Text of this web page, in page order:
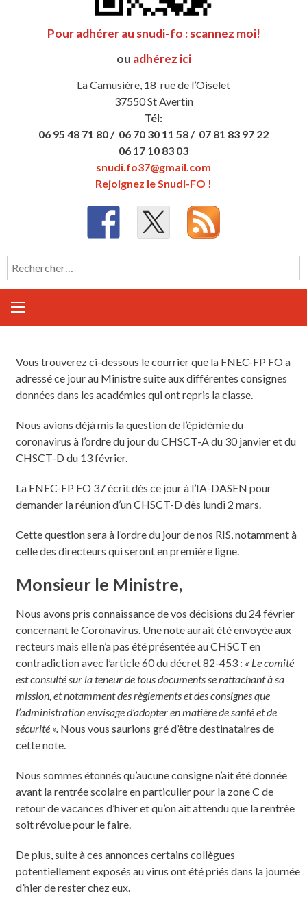
Pour adhérer au snudi-fo : scannez moi!
ou adhérez ici
La Camusière, 18 rue de l’Oiselet
37550 St Avertin
Tél:
06 95 48 71 80 / 06 70 30 11 58 / 07 81 83 97 22
06 17 10 83 03
snudi.fo37@gmail.com
Rejoignez le Snudi-FO !
Rechercher :
Vous trouverez ci-dessous le courrier que la FNEC-FP FO a
adressé ce jour au Ministre suite aux différentes consignes
données dans les académies qui ont repris la classe.
Nous avions déjà mis la question de l’épidémie du
coronavirus à l’ordre du jour du CHSCT-A du 30 janvier et du
CHSCT-D du 13 février.
La FNEC-FP FO 37 écrit dès ce jour à l’IA-DASEN pour
demander la réunion d’un CHSCT-D dès lundi 2 mars.
Cette question sera à l’ordre du jour de nos RIS, notamment à
celle des directeurs qui seront en première ligne.
Monsieur le Ministre,
Nous avons pris connaissance de vos décisions du 24 février
concernant le Coronavirus. Une note aurait été envoyée aux
recteurs mais elle n’a pas été présentée au CHSCT en
contradiction avec l’article 60 du décret 82-453 : « Le comité
est consulté sur la teneur de tous documents se rattachant à sa
mission, et notamment des règlements et des consignes que
l’administration envisage d’adopter en matière de santé et de
sécurité ». Nous vous saurions gré d’être destinataires de
cette note.
Nous sommes étonnés qu’aucune consigne n’ait été donnée
avant la rentrée scolaire en particulier pour la zone C de
retour de vacances d’hiver et qu’on ait attendu que la rentrée
soit révolue pour le faire.
De plus, suite à ces annonces certains collègues
potentiellement exposés au virus ont été priés dans la journée
d’hier de rester chez eux.